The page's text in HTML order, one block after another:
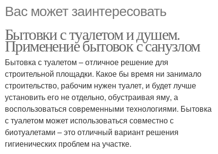
Вас может заинтересовать
Бытовки с туалетом и душем.
Применение бытовок с санузлом
Бытовка с туалетом – отличное решение для
строительной площадки. Какое бы время ни занимало
строительство, рабочим нужен туалет, и будет лучше
установить его не отдельно, обустраивая яму, а
воспользоваться современными технологиями. Бытовка
с туалетом может использоваться совместно с
биотуалетами – это отличный вариант решения
гигиенических проблем на участке.